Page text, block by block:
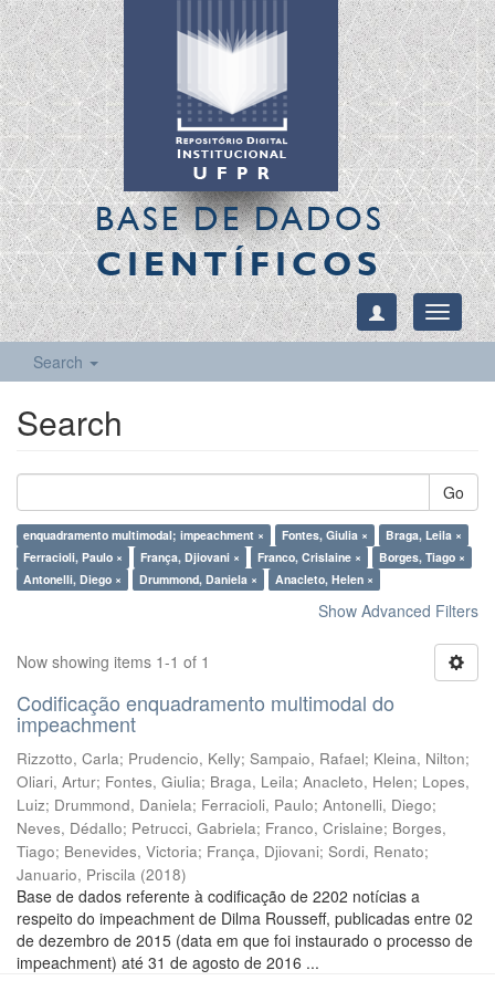
BASE DE DADOS
CIENTÍFICOS
Toggle
Search
Search
Go
enquadramento multimodal; impeachment × Fontes, Giulia ×
Braga, Leila ×
Ferracioli, Paulo ×
França, Djiovani × Franco, Crislaine ×
Borges, Tiago ×
Antonelli, Diego ×
Drummond, Daniela × Anacleto, Helen ×
Show Advanced Filters
Now showing items 1-1 of 1
Codificação enquadramento multimodal do
impeachment
Rizzotto, Carla; Prudencio, Kelly; Sampaio, Rafael; Kleina, Nilton;
Oliari, Artur; Fontes, Giulia; Braga, Leila; Anacleto, Helen; Lopes,
Luiz; Drummond, Daniela; Ferracioli, Paulo; Antonelli, Diego;
Neves, Dédallo; Petrucci, Gabriela; Franco, Crislaine; Borges,
Tiago; Benevides, Victoria; França, Djiovani; Sordi, Renato;
Januario, Priscila (2018)
Base de dados referente à codificação de 2202 notícias a
respeito do impeachment de Dilma Rousseff, publicadas entre 02
de dezembro de 2015 (data em que foi instaurado o processo de
impeachment) até 31 de agosto de 2016 ...